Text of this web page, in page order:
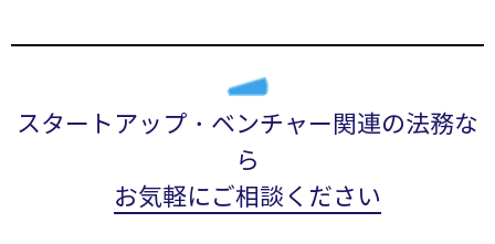
スタートアップ・ベンチャー関連の法務な
ら
お気軽にご相談ください